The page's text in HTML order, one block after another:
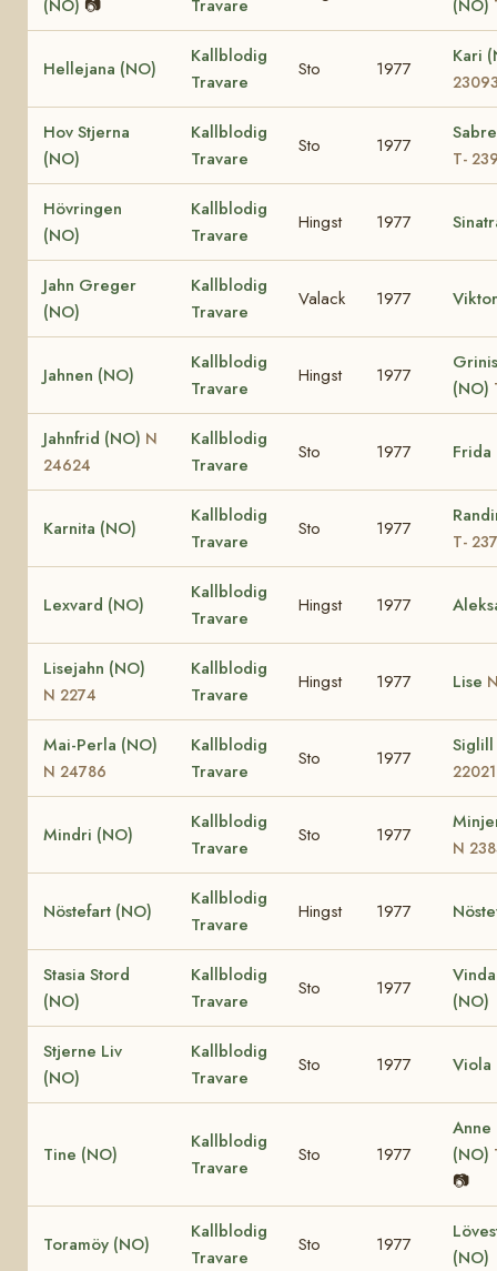
(NO) 📷 Travare (NO)
Hellejana (NO)
Kallblodig
Travare
Sto 1977
Kari
Hov Stjerna
(NO)
Kallblodig
Travare
Sto 1977
T-
Hövringen
(NO)
Kallblodig
Travare
Hingst 1977
Jahn Greger
(NO)
Kallblodig
Travare
Valack 1977
Jahnen (NO)
Kallblodig
Travare
Hingst 1977
(NO)
Jahnfrid (NO) N
24624
Kallblodig
Travare
Sto 1977 Frida
Karnita (NO)
Kallblodig
Travare
Sto 1977
T-
Lexvard (NO)
Kallblodig
Travare
Hingst 1977
Lisejahn (NO)
N 2274
Kallblodig
Travare
Hingst 1977 Lise
Mai-Perla (NO)
N 24786
Kallblodig
Travare
Sto 1977
22021
Mindri (NO)
Kallblodig
Travare
Sto 1977
N
Nöstefart (NO)
Kallblodig
Travare
Hingst 1977
Stasia Stord
(NO)
Kallblodig
Travare
Sto 1977
(NO)
Stjerne Liv
(NO)
Kallblodig
Travare
Sto 1977 Viola
Tine (NO)
Kallblodig
Travare
Sto 1977
Anne
(NO)
📷
Toramöy (NO)
Kallblodig
Travare
Sto 1977
(NO)